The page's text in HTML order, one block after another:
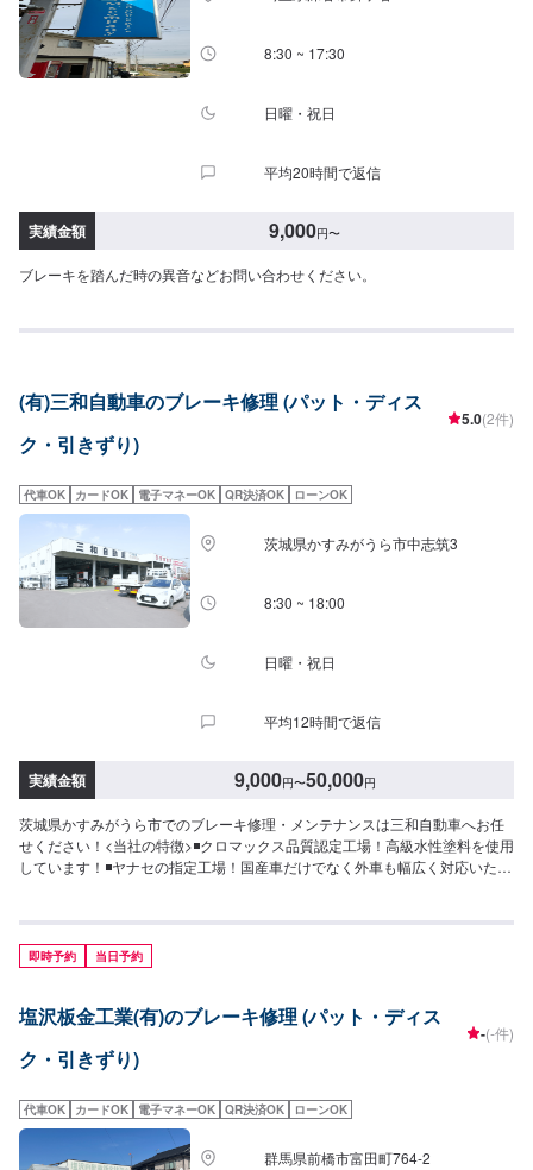
8:30 ~ 17:30
日曜・祝日
平均20時間で返信
実績金額 9,000円〜
ブレーキを踏んだ時の異音などお問い合わせください。
(有)三和自動車のブレーキ修理 (パット・ディス
ク・引きずり)
5.0(2件)
代車OK カードOK 電子マネーOK QR決済OK ローンOK
茨城県かすみがうら市中志筑3
8:30 ~ 18:00
日曜・祝日
平均12時間で返信
実績金額 9,000円〜50,000円
茨城県かすみがうら市でのブレーキ修理・メンテナンスは三和自動車へお任
せください！<当社の特徴>◾クロマックス品質認定工場！高級水性塗料を使用
しています！◾ヤナセの指定工場！国産車だけでなく外車も幅広く対応いたし
ませたい…★お時間があまり取れない…などのご相談もお気軽にどうぞ！
【1】オファーにてお問い合わせ【2】お見積り【3】お見積りにご納得いた
だければ作業開始【4】仕上がり次第納車-----納期について-----納期は通常2日
めご了承ください。-----代車について-----無料の代車をご用意しています。お
車の作業中は代車をご利用ください。※代車の燃料代はお客様にご負担いただ
いております。-----ご来店時の注意、受付方法-----入庫の際はお気をつけてお
ださい。受付はスタッフへ「メンテモで予約しました」とお伝えください。
ご案内いたします。【定休日・営業時間】定休日：日曜日、第2土曜日、祝日
営業時間：8:30~18:00
即時予約 当日予約
塩沢板金工業(有)のブレーキ修理 (パット・ディス
ク・引きずり)
-(-件)
代車OK カードOK 電子マネーOK QR決済OK ローンOK
群馬県前橋市富田町764-2